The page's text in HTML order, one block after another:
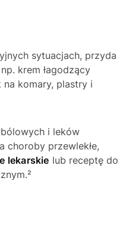
sytuacjach, przyda
krem łagodzący
na komary, plastry i
i leków
choroby przewlekłe,
lekarskie lub receptę do